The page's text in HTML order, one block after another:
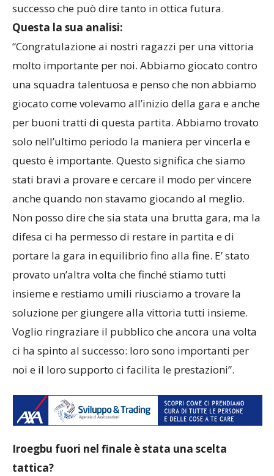
successo che può dire tanto in ottica futura.
Questa la sua analisi:
“Congratulazione ai nostri ragazzi per una vittoria
molto importante per noi. Abbiamo giocato contro
una squadra talentuosa e penso che non abbiamo
giocato come volevamo all’inizio della gara e anche
per buoni tratti di questa partita. Abbiamo trovato
solo nell’ultimo periodo la maniera per vincerla e
questo è importante. Questo significa che siamo
stati bravi a provare e cercare il modo per vincere
anche quando non stavamo giocando al meglio.
Non posso dire che sia stata una brutta gara, ma la
difesa ci ha permesso di restare in partita e di
portare la gara in equilibrio fino alla fine. E’ stato
provato un’altra volta che finché stiamo tutti
insieme e restiamo umili riusciamo a trovare la
soluzione per giungere alla vittoria tutti insieme.
Voglio ringraziare il pubblico che ancora una volta
ci ha spinto al successo: loro sono importanti per
noi e il loro supporto ci facilita le prestazioni”.
Iroegbu fuori nel finale è stata una scelta
tattica?